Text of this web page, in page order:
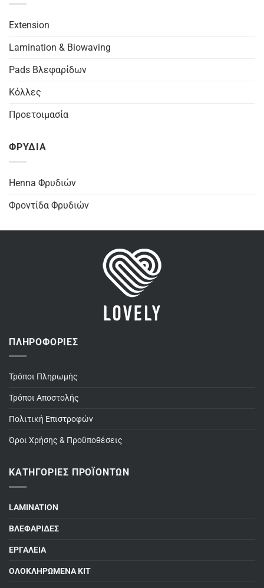
Extension
Lamination & Biowaving
Pads Βλεφαρίδων
Κόλλες
Προετοιμασία
ΦΡΥΔΙΑ
Henna Φρυδιών
Φροντίδα Φρυδιών
ΠΛΗΡΟΦΟΡΊΕΣ
Τρόποι Πληρωμής
Τρόποι Αποστολής
Πολιτική Επιστροφών
Όροι Χρήσης & Προϋποθέσεις
ΚΑΤΗΓΟΡΊΕΣ ΠΡΟΪΌΝΤΩΝ
LAMINATION
ΒΛΕΦΑΡΙΔΕΣ
ΕΡΓΑΛΕΙΑ
ΟΛΟΚΛΗΡΩΜΕΝΑ ΚΙΤ